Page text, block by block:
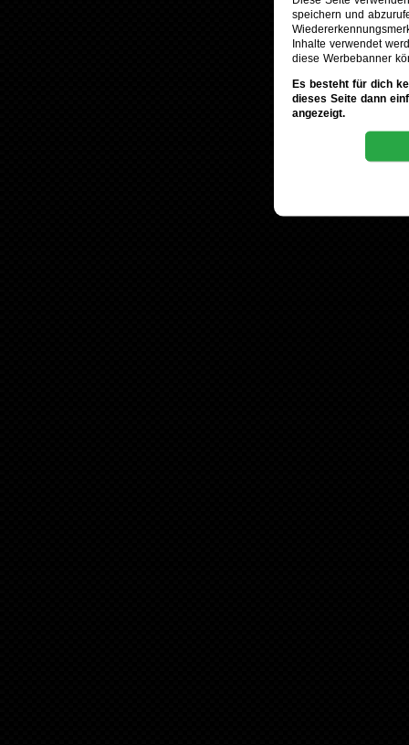
speichern und
Inhalte verwendet
diese Werbebanner
Es besteht für dich
dieses Seite dann
angezeigt.